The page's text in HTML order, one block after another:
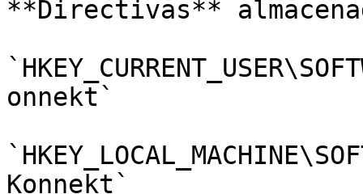
**Directivas**
onnekt`
Konnekt`